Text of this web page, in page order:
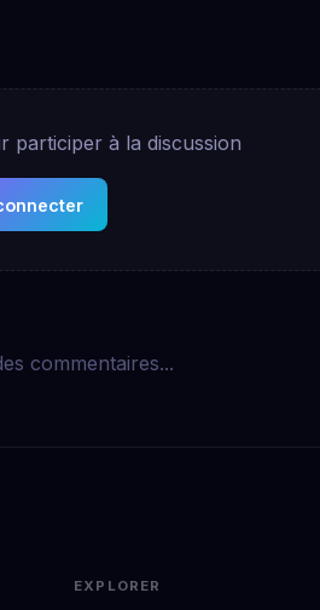
participer à la discussion
commentaires...
EXPLORER